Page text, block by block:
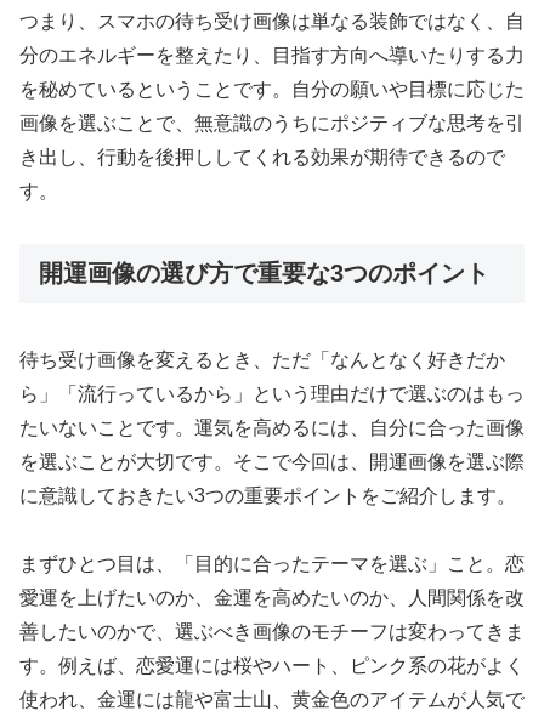
つまり、スマホの待ち受け画像は単なる装飾ではなく、自
分のエネルギーを整えたり、目指す方向へ導いたりする力
を秘めているということです。自分の願いや目標に応じた
画像を選ぶことで、無意識のうちにポジティブな思考を引
き出し、行動を後押ししてくれる効果が期待できるので
す。
開運画像の選び方で重要な3つのポイント
待ち受け画像を変えるとき、ただ「なんとなく好きだか
ら」「流行っているから」という理由だけで選ぶのはもっ
たいないことです。運気を高めるには、自分に合った画像
を選ぶことが大切です。そこで今回は、開運画像を選ぶ際
に意識しておきたい3つの重要ポイントをご紹介します。
まずひとつ目は、「目的に合ったテーマを選ぶ」こと。恋
愛運を上げたいのか、金運を高めたいのか、人間関係を改
善したいのかで、選ぶべき画像のモチーフは変わってきま
す。例えば、恋愛運には桜やハート、ピンク系の花がよく
使われ、金運には龍や富士山、黄金色のアイテムが人気で